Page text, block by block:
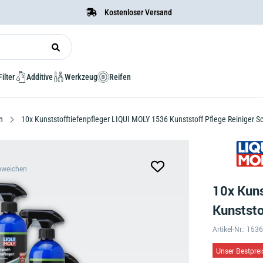
Kostenloser Versand
Additive Werkzeug Reifen
10x Kunststofftiefenpfleger LIQUI MOLY 1536 Kunststoff Pflege Reiniger
10x
Artikel-Nr.:
Unser